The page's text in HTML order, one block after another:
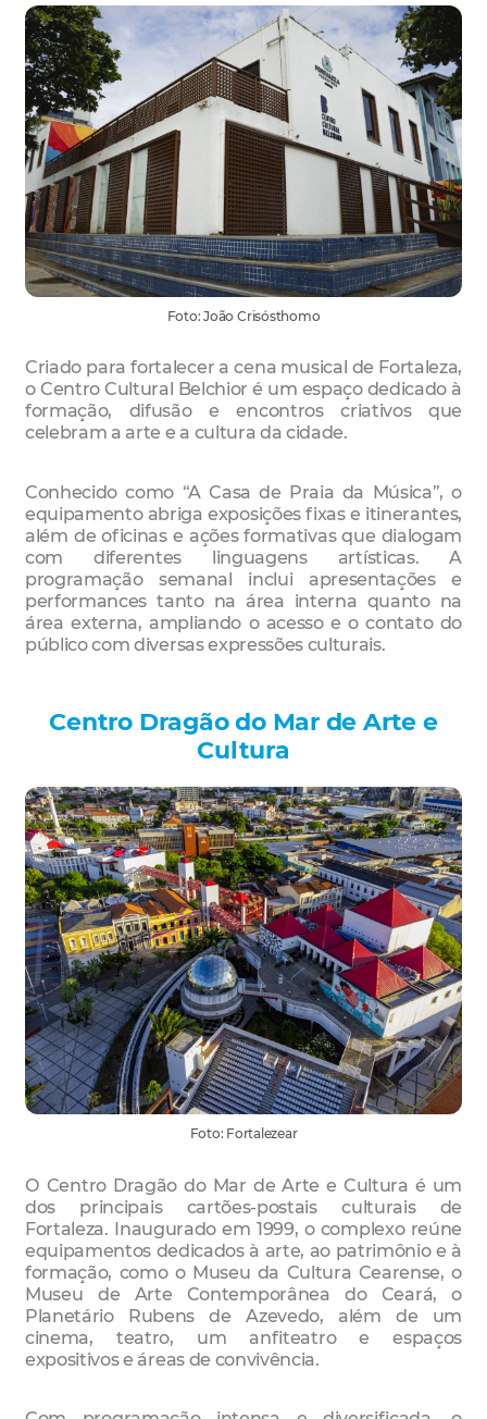
Foto: João Crisósthomo
Criado para fortalecer a cena musical de Fortaleza,
o Centro Cultural Belchior é um espaço dedicado à
formação, difusão e encontros criativos que
celebram a arte e a cultura da cidade.
Conhecido como “A Casa de Praia da Música”, o
equipamento abriga exposições fixas e itinerantes,
além de oficinas e ações formativas que dialogam
com diferentes linguagens artísticas. A
programação semanal inclui apresentações e
performances tanto na área interna quanto na
área externa, ampliando o acesso e o contato do
público com diversas expressões culturais.
Centro Dragão do Mar de Arte e
Cultura
Foto: Fortalezear
O Centro Dragão do Mar de Arte e Cultura é um
dos principais cartões-postais culturais de
Fortaleza. Inaugurado em 1999, o complexo reúne
equipamentos dedicados à arte, ao patrimônio e à
formação, como o Museu da Cultura Cearense, o
Museu de Arte Contemporânea do Ceará, o
Planetário Rubens de Azevedo, além de um
cinema, teatro, um anfiteatro e espaços
expositivos e áreas de convivência.